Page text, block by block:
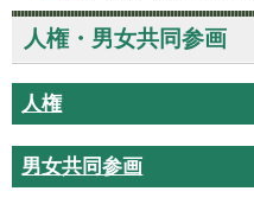
人権・男女共同参画
人権
男女共同参画